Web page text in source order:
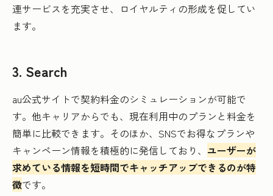
連サービスを充実させ、ロイヤルティの形成を促してい
ます。
3. Search
au公式サイトで契約料金のシミュレーションが可能で
す。他キャリアからでも、現在利用中のプランと料金を
簡単に比較できます。そのほか、SNSでお得なプランや
キャンペーン情報を積極的に発信しており、 ユーザーが
求めている情報を短時間でキャッチアップできるのが特
徴です。